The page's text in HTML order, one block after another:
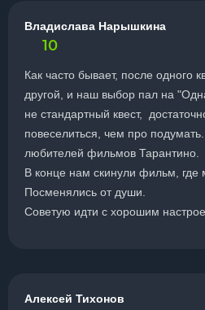
Владислава Нарышкина
10
Как часто бывает, после одного
другой, и наш выбор пал на
не стандартный квест,
повеселиться, чем про
любителей фильмов Тарантино.
В конце нам скинули фильм, где
Посменялись от души.
Советую идти с хорошим
Алексей Тихонов